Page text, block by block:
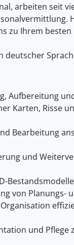
arbeiten seit
zu Ihrem besten
deutscher
Aufbereitung
Karten, Risse
Bearbeitung
und
von Planungs-
und Pflege